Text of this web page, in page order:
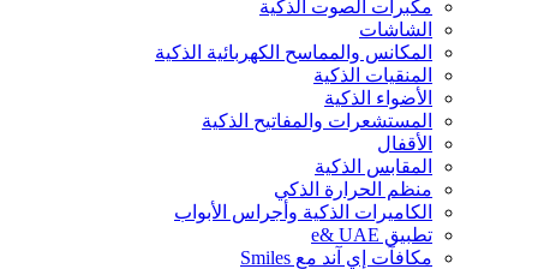
مكبرات الصوت الذكية
الشاشات
المكانس والمماسح الكهربائية الذكية
المنقيات الذكية
الأضواء الذكية
المستشعرات والمفاتيح الذكية
الأقفال
المقابس الذكية
منظم الحرارة الذكي
الكاميرات الذكية وأجراس الأبواب
تطبيق e& UAE
مكافآت إي آند مع Smiles